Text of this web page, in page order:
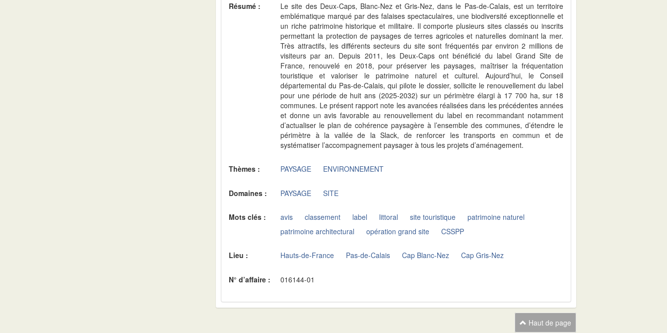
Résumé :
Le site des Deux-Caps, Blanc-Nez et Gris-Nez, dans le Pas-de-Calais, est un territoire
emblématique marqué par des falaises spectaculaires, une biodiversité exceptionnelle et
un riche patrimoine historique et militaire. Il comporte plusieurs sites classés ou inscrits
permettant la protection de paysages de terres agricoles et naturelles dominant la mer.
Très attractifs, les différents secteurs du site sont fréquentés par environ 2 millions de
visiteurs par an. Depuis 2011, les Deux-Caps ont bénéficié du label Grand Site de
France, renouvelé en 2018, pour préserver les paysages, maîtriser la fréquentation
touristique et valoriser le patrimoine naturel et culturel. Aujourd’hui, le Conseil
départemental du Pas-de-Calais, qui pilote le dossier, sollicite le renouvellement du label
pour une période de huit ans (2025-2032) sur un périmètre élargi à 17 700 ha, sur 18
communes. Le présent rapport note les avancées réalisées dans les précédentes années
et donne un avis favorable au renouvellement du label en recommandant notamment
d’actualiser le plan de cohérence paysagère à l’ensemble des communes, d’étendre le
périmètre à la vallée de la Slack, de renforcer les transports en commun et de
systématiser l’accompagnement paysager à tous les projets d’aménagement.
Thèmes : PAYSAGE ENVIRONNEMENT
Domaines : PAYSAGE SITE
Mots clés : avis classement label littoral site touristique
patrimoine naturel
patrimoine architectural
opération grand site CSSPP
Lieu : Hauts-de-France Pas-de-Calais Cap Blanc-Nez Cap Gris-Nez
N° d’affaire : 016144-01
Haut de page